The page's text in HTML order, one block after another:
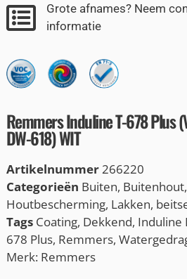
Grote afnames? Neem
informatie
Remmers Induline T-678 Plus
DW-618) WIT
Artikelnummer266220
Categorieën Buiten, Buitenhout,
Houtbescherming, Lakken,
Tags Coating, Dekkend, Induline
678 Plus, Remmers,
Merk: Remmers